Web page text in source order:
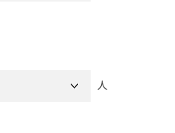
人